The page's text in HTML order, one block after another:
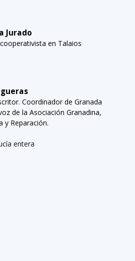
Jurado
en Talaios
Coordinador de Granada
de la Asociación Granadina,
y Reparación.
entera